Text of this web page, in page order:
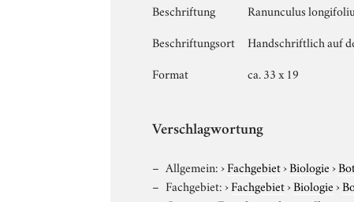
Beschriftung
Ranunculus
Beschriftungsort
Handschriftlich auf
Format
ca. 33 x 19
Verschlagwortung
Allgemein:›Fachgebiet›Biologie›
Fachgebiet:›Fachgebiet›Biologie›